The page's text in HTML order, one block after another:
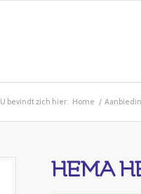
U bevindt zich hier: Home /
HEMA